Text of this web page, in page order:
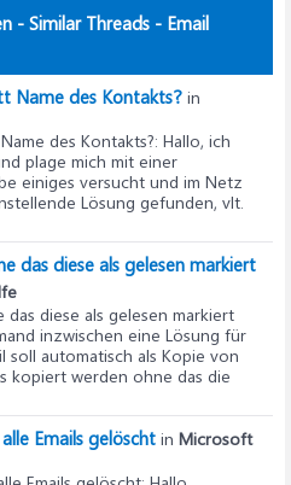
- Similar Threads - Email
Name des Kontakts? in
des Kontakts?: Hallo, ich
plage mich mit einer
einiges versucht und im Netz
Lösung gefunden, vlt.
das diese als gelesen markiert
diese als gelesen markiert
inzwischen eine Lösung für
soll automatisch als Kopie von
kopiert werden ohne das die
Emails gelöscht in Microsoft